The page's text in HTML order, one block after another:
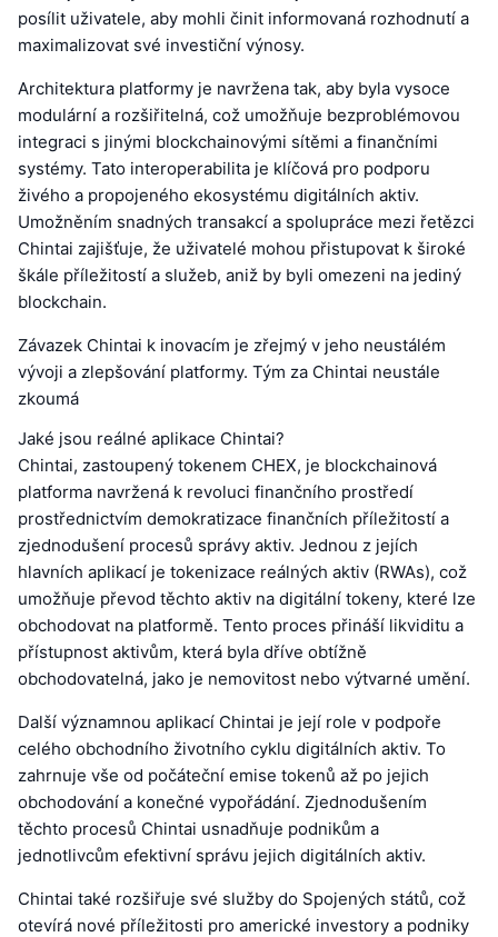
posílit uživatele, aby mohli činit informovaná rozhodnutí a
maximalizovat své investiční výnosy.
Architektura platformy je navržena tak, aby byla vysoce
modulární a rozšiřitelná, což umožňuje bezproblémovou
integraci s jinými blockchainovými sítěmi a finančními
systémy. Tato interoperabilita je klíčová pro podporu
živého a propojeného ekosystému digitálních aktiv.
Umožněním snadných transakcí a spolupráce mezi řetězci
Chintai zajišťuje, že uživatelé mohou přistupovat k široké
škále příležitostí a služeb, aniž by byli omezeni na jediný
blockchain.
Závazek Chintai k inovacím je zřejmý v jeho neustálém
vývoji a zlepšování platformy. Tým za Chintai neustále
zkoumá
Jaké jsou reálné aplikace Chintai?
Chintai, zastoupený tokenem CHEX, je blockchainová
platforma navržená k revoluci finančního prostředí
prostřednictvím demokratizace finančních příležitostí a
zjednodušení procesů správy aktiv. Jednou z jejích
hlavních aplikací je tokenizace reálných aktiv (RWAs), což
umožňuje převod těchto aktiv na digitální tokeny, které lze
obchodovat na platformě. Tento proces přináší likviditu a
přístupnost aktivům, která byla dříve obtížně
obchodovatelná, jako je nemovitost nebo výtvarné umění.
Další významnou aplikací Chintai je její role v podpoře
celého obchodního životního cyklu digitálních aktiv. To
zahrnuje vše od počáteční emise tokenů až po jejich
obchodování a konečné vypořádání. Zjednodušením
těchto procesů Chintai usnadňuje podnikům a
jednotlivcům efektivní správu jejich digitálních aktiv.
Chintai také rozšiřuje své služby do Spojených států, což
otevírá nové příležitosti pro americké investory a podniky